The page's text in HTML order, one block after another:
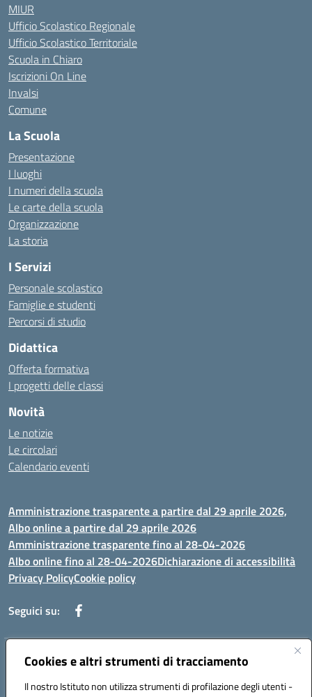
Cookies e altri strumenti di tracciamento
Il nostro Istituto non utilizza strumenti di profilazione degli utenti -
MIUR
Ufficio Scolastico Regionale
Ufficio Scolastico Territoriale
Scuola in Chiaro
Iscrizioni On Line
Invalsi
Comune
La Scuola
Presentazione
I luoghi
I numeri della scuola
Le carte della scuola
Organizzazione
La storia
I Servizi
Personale scolastico
Famiglie e studenti
Percorsi di studio
Didattica
Offerta formativa
I progetti delle classi
Novità
Le notizie
Le circolari
Calendario eventi
Amministrazione trasparente a partire dal 29 aprile 2026,
Albo online a partire dal 29 aprile 2026
Amministrazione trasparente fino al 28-04-2026
Albo online fino al 28-04-2026Dichiarazione di accessibilità
Privacy PolicyCookie policy
Seguici su:
Indirizzo:Via Selicato, 1 71122 FOGGIA (FG)
Posta elettronica certificata (PEC):fgee01200c@pec.istruzione.it